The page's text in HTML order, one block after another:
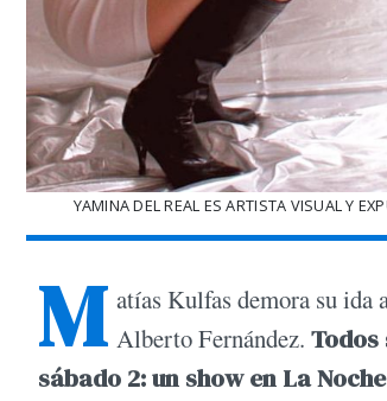
YAMINA DEL REAL ES ARTISTA VISUAL Y
M atías Kulfas demora su ida
Alberto Fernández.
sábado 2: un show en La